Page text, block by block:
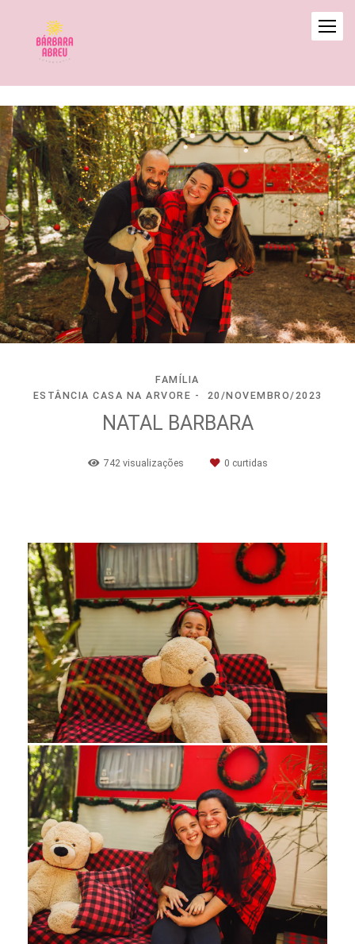
FAMÍLIA
ESTÂNCIA CASA NA ARVORE
20/NOVEMBRO/2023
NATAL BARBARA
742 visualizações 0 curtidas